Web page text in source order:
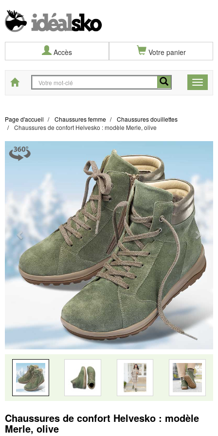
Accès Votre panier
Toggle
Start
Page d'accueil Chaussures femme
Chaussures douillettes
Chaussures de confort Helvesko : modèle Merle, olive
Chaussures de confort Helvesko : modèle
Merle, olive